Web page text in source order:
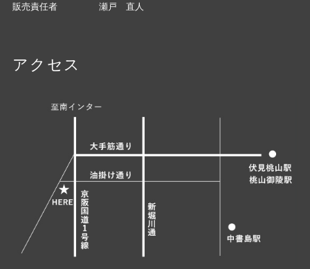
販売責任者 瀬戸 直人
アクセス